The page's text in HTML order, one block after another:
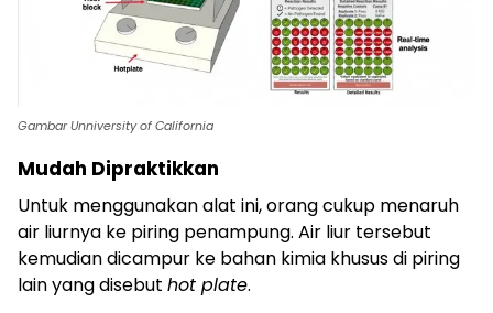
Gambar Unniversity of California
Mudah Dipraktikkan
Untuk menggunakan alat ini, orang cukup menaruh
air liurnya ke piring penampung. Air liur tersebut
kemudian dicampur ke bahan kimia khusus di piring
lain yang disebut hot plate.